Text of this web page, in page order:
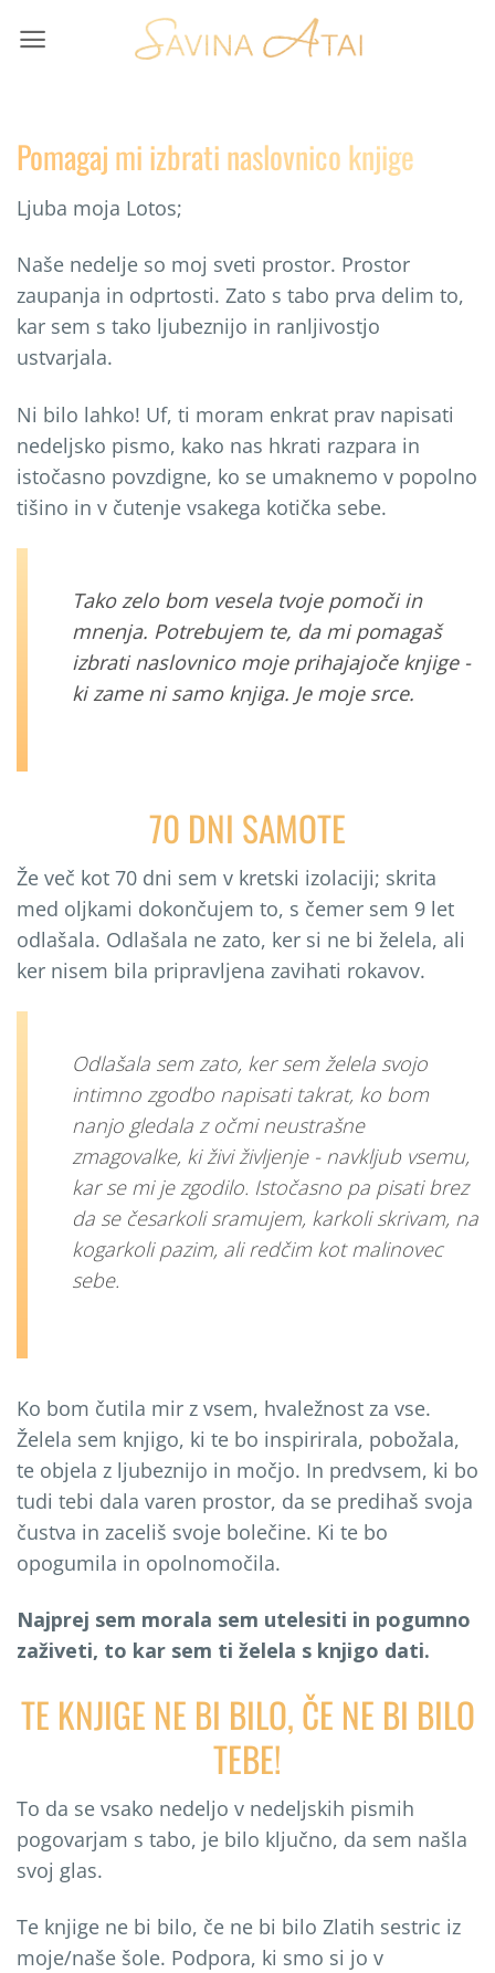
Pomagaj mi izbrati naslovnico knjige
Ljuba moja Lotos;
Naše nedelje so moj sveti prostor. Prostor
zaupanja in odprtosti. Zato s tabo prva delim to,
kar sem s tako ljubeznijo in ranljivostjo
ustvarjala.
Ni bilo lahko! Uf, ti moram enkrat prav napisati
nedeljsko pismo, kako nas hkrati razpara in
istočasno povzdigne, ko se umaknemo v popolno
tišino in v čutenje vsakega kotička sebe.
Tako zelo bom vesela tvoje pomoči in
mnenja. Potrebujem te, da mi pomagaš
izbrati naslovnico moje prihajajoče knjige -
ki zame ni samo knjiga. Je moje srce.
70 DNI SAMOTE
Že več kot 70 dni sem v kretski izolaciji; skrita
med oljkami dokončujem to, s čemer sem 9 let
odlašala. Odlašala ne zato, ker si ne bi želela, ali
ker nisem bila pripravljena zavihati rokavov.
Odlašala sem zato, ker sem želela svojo
intimno zgodbo napisati takrat, ko bom
nanjo gledala z očmi neustrašne
zmagovalke, kiživiživljenje - navkljub vsemu,
kar se mi je zgodilo. Istočasno pa pisati brez
da se česarkoli sramujem, karkoli skrivam, na
kogarkoli pazim, ali redčim kot malinovec
sebe.
Ko bom čutila mir z vsem, hvaležnost za vse.
Želela sem knjigo, ki te bo inspirirala, pobožala,
te objela z ljubeznijo in močjo. In predvsem, ki bo
tudi tebi dala varen prostor, da se predihaš svoja
čustva in zaceliš svoje bolečine. Ki te bo
opogumila in opolnomočila.
Najprej sem morala sem utelesiti in pogumno
zaživeti, to kar sem ti želela s knjigo dati.
TE KNJIGE NE BI BILO, ČE NE BI BILO
TEBE!
To da se vsako nedeljo v nedeljskih pismih
pogovarjam s tabo, je bilo ključno, da sem našla
svoj glas.
Te knjige ne bi bilo, če ne bi bilo Zlatih sestric iz
moje/naše šole. Podpora, ki smo si jo v